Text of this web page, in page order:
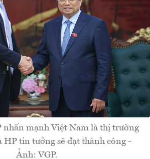
nhấn mạnh Việt Nam là thị trường
HP tin tưởng sẽ đạt thành công -
Ảnh: VGP.